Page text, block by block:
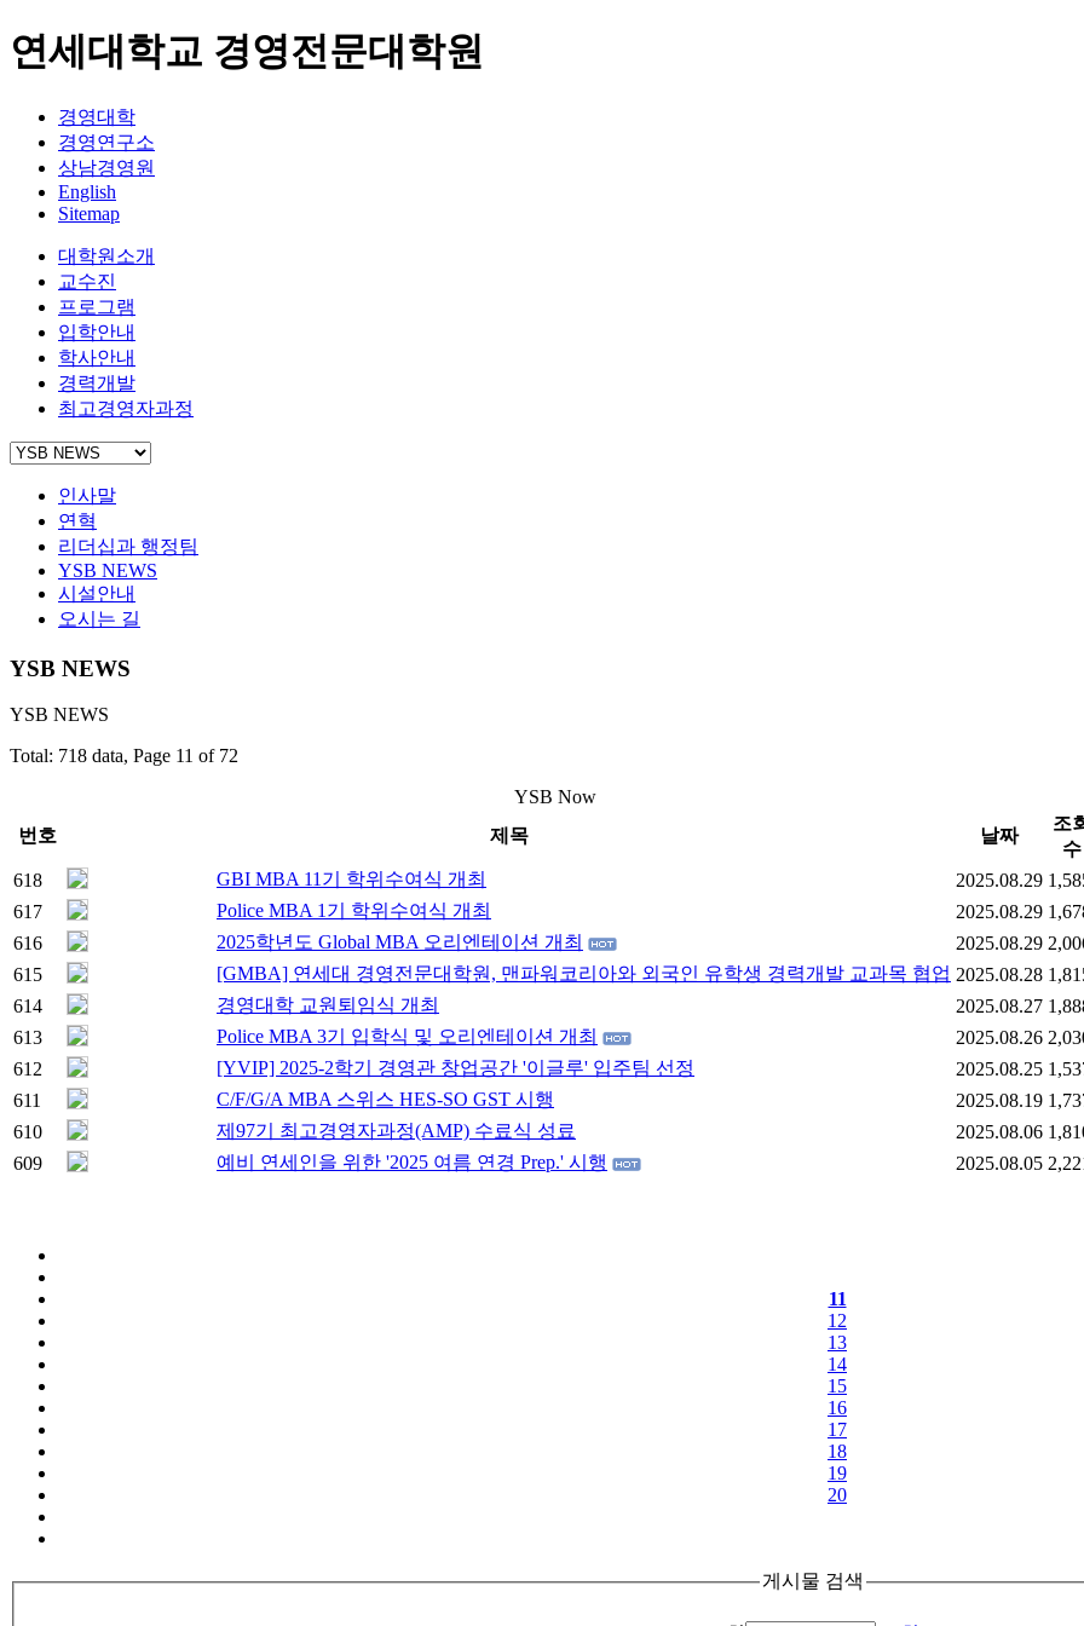
연세대학교 경영전문대학원
경영대학
경영연구소
상남경영원
English
Sitemap
대학원소개
교수진
프로그램
입학안내
학사안내
경력개발
최고경영자과정
인사말
연혁
리더십과 행정팀
YSB NEWS
시설안내
오시는 길
YSB NEWS
YSB NEWS
Total: 718 data, Page 11 of 72
YSB Now
번호
제목 날짜
조
수
618
GBI MBA 11기 학위수여식 개최 2025.08.29
617
Police MBA 1기 학위수여식 개최 2025.08.29
616
2025학년도 Global MBA 오리엔테이션 개최 2025.08.29
615
[GMBA] 연세대 경영전문대학원, 맨파워코리아와 외국인 유학생 경력개발 교과목 협업 2025.08.28
614
경영대학 교원퇴임식 개최 2025.08.27
613
Police MBA 3기 입학식 및 오리엔테이션 개최 2025.08.26
612
[YVIP] 2025-2학기 경영관 창업공간 '이글루' 입주팀 선정 2025.08.25
611
C/F/G/A MBA 스위스 HES-SO GST 시행 2025.08.19
610
제97기 최고경영자과정(AMP) 수료식 성료 2025.08.06
609
예비 연세인을 위한 '2025 여름 연경 Prep.' 시행 2025.08.05
11
12
13
14
15
16
17
18
19
20
게시물 검색